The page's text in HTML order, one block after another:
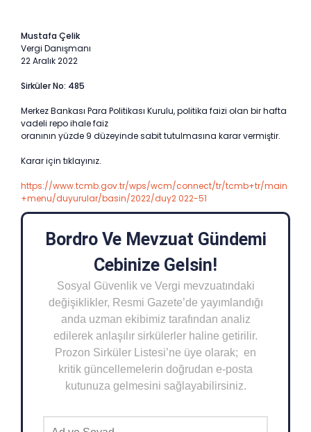
Mustafa Çelik
Vergi Danışmanı
22 Aralık 2022
Sirküler No: 485
Merkez Bankası Para Politikası Kurulu, politika faizi olan bir hafta
vadeli repo ihale faiz
oranının yüzde 9 düzeyinde sabit tutulmasına karar vermiştir.
Karar için tıklayınız.
https://www.tcmb.gov.tr/wps/wcm/connect/tr/tcmb+tr/main
+menu/duyurular/basin/2022/duy2 022-51
Bordro Ve Mevzuat Gündemi
Cebinize Gelsin!
Sosyal Güvenlik ve Vergi mevzuatındaki
değişiklikler, Resmi Gazete’de yayımlandığı
anda uzman ekibimiz tarafından analiz
edilerek anlaşılır sirkülerler haline getirilir.
Prozon Sirküler Listesi’ne üye olarak; en
kritik güncellemelerin doğrudan e-posta
kutunuza gelmesini sağlayabilirsiniz.